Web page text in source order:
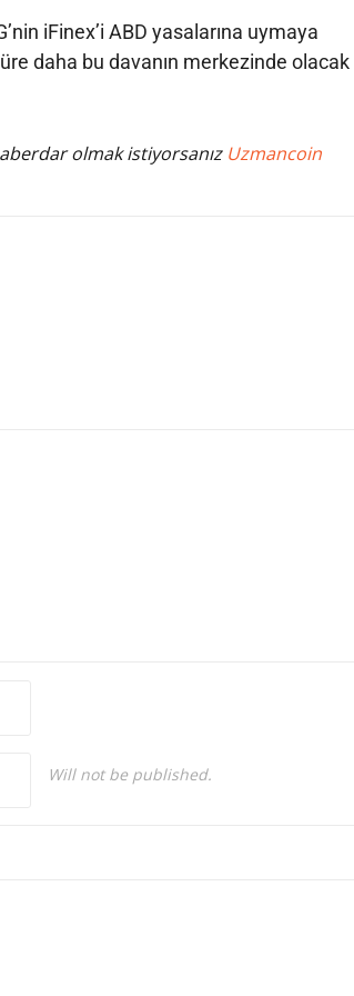
iFinex’i ABD yasalarına uymaya
daha bu davanın merkezinde olacak
olmak istiyorsanız Uzmancoin
Will not be published.